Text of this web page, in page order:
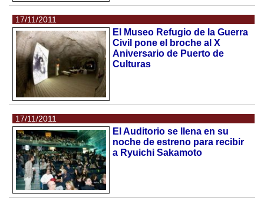
17/11/2011
El Museo Refugio de la Guerra
Civil pone el broche al X
Aniversario de Puerto de
Culturas
17/11/2011
El Auditorio se llena en su
noche de estreno para recibir
a Ryuichi Sakamoto